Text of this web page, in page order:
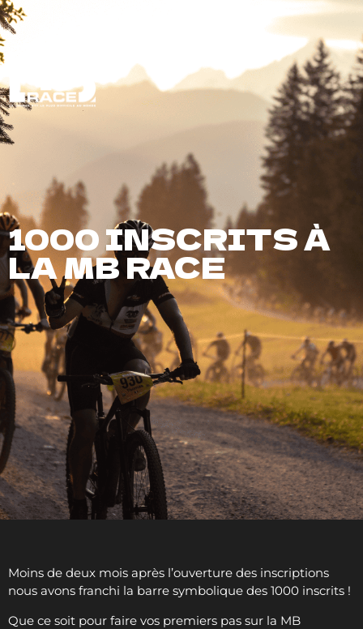
FR
1000 INSCRITS À
LA MB RACE
Moins de deux mois après l’ouverture des inscriptions
nous avons franchi la barre symbolique des 1000 inscrits !
Que ce soit pour faire vos premiers pas sur la MB